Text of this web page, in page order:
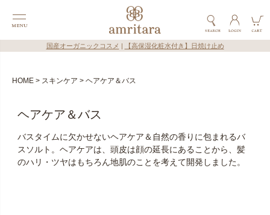
国産オーガニックコスメ 【高保湿化粧水付き】日焼け止め
HOME スキンケア ヘアケア＆バス
ヘアケア＆バス
バスタイムに欠かせないヘアケア＆自然の香りに包まれるバ
スソルト。ヘアケアは、頭皮は顔の延長にあることから、髪
のハリ・ツヤはもちろん地肌のことを考えて開発しました。